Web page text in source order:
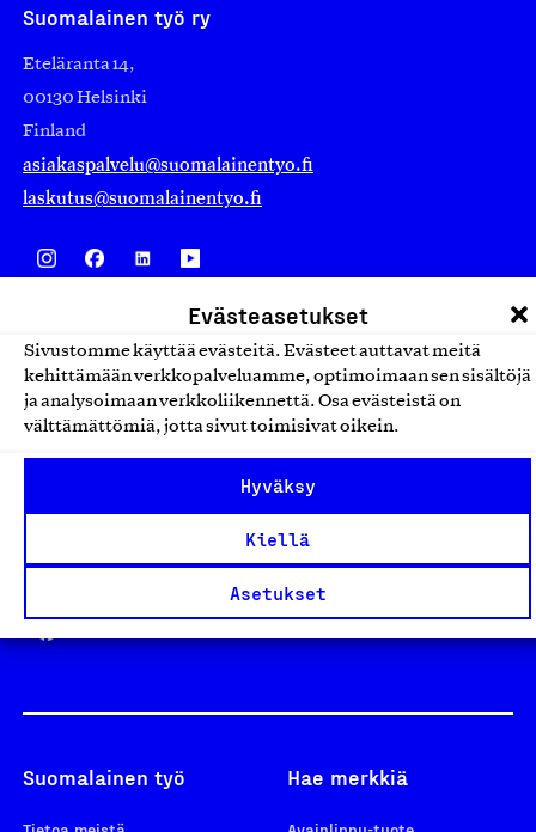
Evästeasetukset
Sivustomme käyttää evästeitä. Evästeet auttavat meitä
kehittämään verkkopalveluamme, optimoimaan sen sisältöjä
ja analysoimaan verkkoliikennettä. Osa evästeistä on
välttämättömiä, jotta sivut toimisivat oikein.
Hyväksy
Kiellä
Asetukset
Suomalainen työ ry
Eteläranta 14,
00130 Helsinki
Finland
asiakaspalvelu@suomalainentyo.fi
laskutus@suomalainentyo.fi
Yhteiskunnallinen Yritys -merkki
Suomalainen työ Hae merkkiä